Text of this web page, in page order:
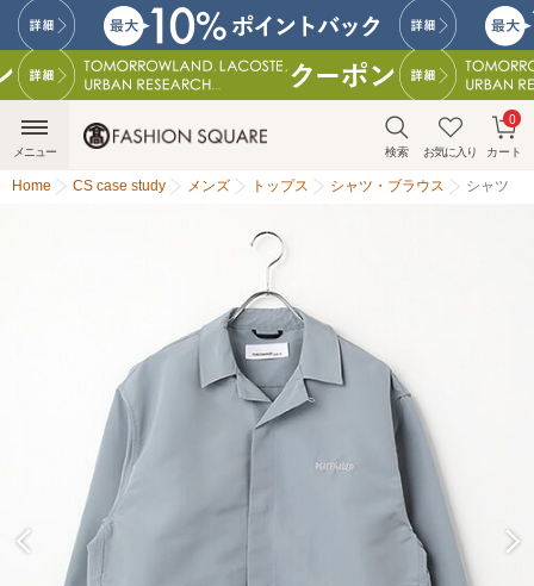
検索 お気に入り カート
0
メニュー
Home CS case study メンズ トップス シャツ・ブラウス シャツ